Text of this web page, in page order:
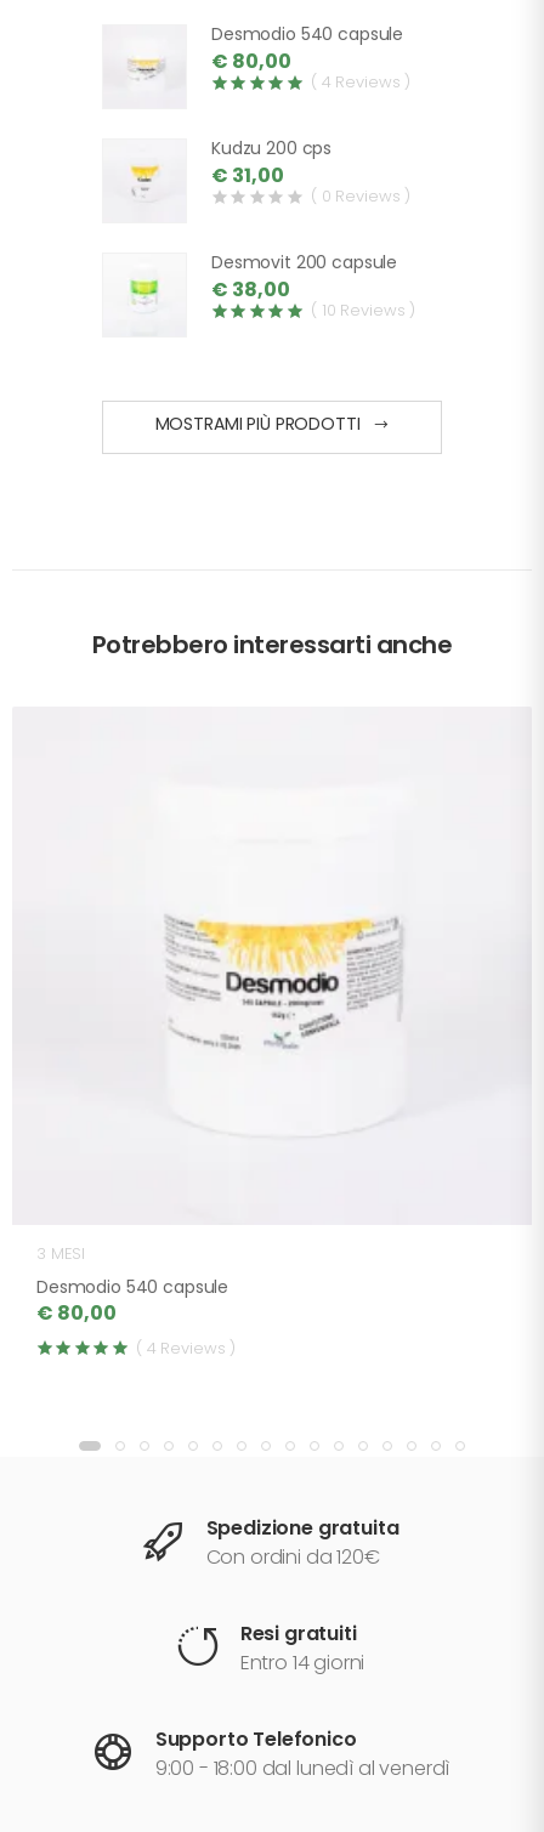
Desmodio 540 capsule
€ 80,00
( 4 Reviews )
Kudzu 200 cps
€ 31,00
( 0 Reviews )
Desmovit 200 capsule
€ 38,00
( 10 Reviews )
MOSTRAMI PIÙ PRODOTTI
Potrebbero interessarti anche
3 MESI
Desmodio 540 capsule
€ 80,00
( 4 Reviews )
Spedizione gratuita
Con ordini da 120€
Resi gratuiti
Entro 14 giorni
Supporto Telefonico
9:00 - 18:00 dal lunedì al venerdì